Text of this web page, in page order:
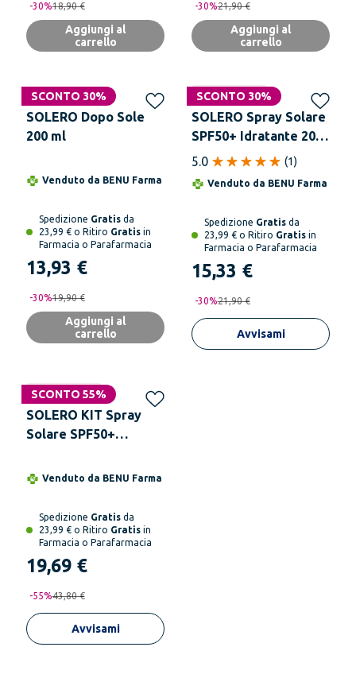
-30%18,90 €
Aggiungi al
carrello
-30%21,90 €
Aggiungi al
carrello
SCONTO 30%
SOLERO Dopo Sole
200 ml
Venduto da BENU Farma
Spedizione Gratis da
23,99 € o Ritiro Gratis in
Farmacia o Parafarmacia
13,93 €
-30%19,90 €
Aggiungi al
carrello
SCONTO 30%
Non disponibile
SOLERO Spray Solare
SPF50+ Idratante 200
ml
5.0 (1)
Venduto da BENU Farma
Spedizione Gratis da
23,99 € o Ritiro Gratis in
Farmacia o Parafarmacia
15,33 €
-30%21,90 €
Avvisami
SCONTO 55%
Non disponibile
SOLERO KIT Spray
Solare SPF50+
Solare SPF50+ Kids
Venduto da BENU Farma
Spedizione Gratis da
23,99 € o Ritiro Gratis in
Farmacia o Parafarmacia
19,69 €
-55%43,80 €
Avvisami